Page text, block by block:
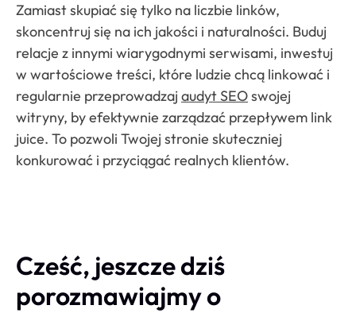
Zamiast skupiać się tylko na liczbie linków,
skoncentruj się na ich jakości i naturalności. Buduj
relacje z innymi wiarygodnymi serwisami, inwestuj
w wartościowe treści, które ludzie chcą linkować i
regularnie przeprowadzaj audyt SEOswojej
witryny, by efektywnie zarządzać przepływem link
juice. To pozwoli Twojej stronie skuteczniej
konkurować i przyciągać realnych klientów.
Cześć, jeszcze dziś
porozmawiajmy o